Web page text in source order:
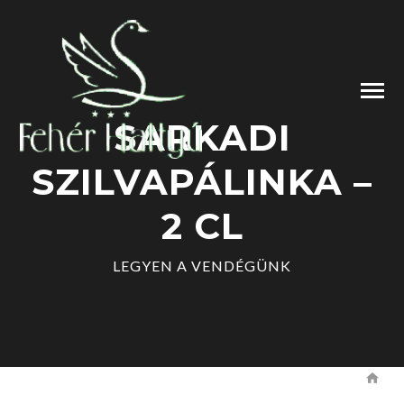
SARKADI
SZILVAPÁLINKA –
2 CL
LEGYEN A VENDÉGÜNK